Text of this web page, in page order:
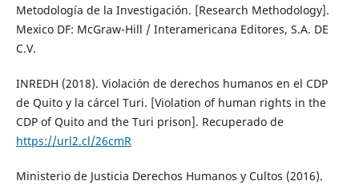
Metodología de la Investigación. [Research Methodology].
Mexico DF: McGraw-Hill / Interamericana Editores, S.A. DE
C.V.
INREDH (2018). Violación de derechos humanos en el CDP
de Quito y la cárcel Turi. [Violation of human rights in the
CDP of Quito and the Turi prison]. Recuperado de
https://url2.cl/26cmR
Ministerio de Justicia Derechos Humanos y Cultos (2016).